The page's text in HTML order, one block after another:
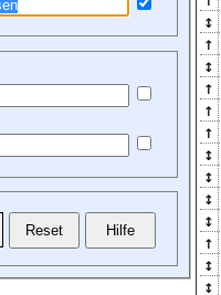
↕
↑
↕
↑
↑
↑
↕
↕
↕
↕
↑
↕
↕